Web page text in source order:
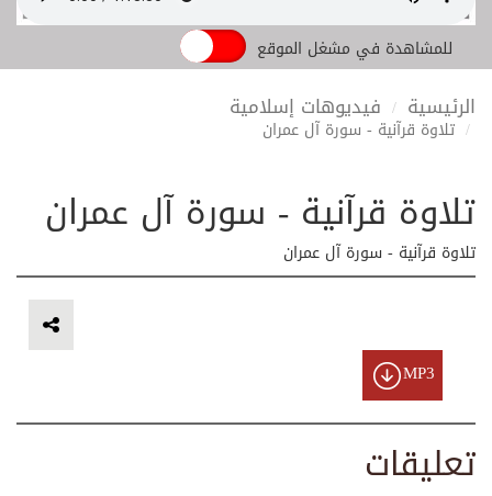
للمشاهدة في مشغل الموقع
الرئيسية فيديوهات إسلامية
تلاوة قرآنية - سورة آل عمران
تلاوة قرآنية - سورة آل عمران
تلاوة قرآنية - سورة آل عمران
MP3
تعليقات